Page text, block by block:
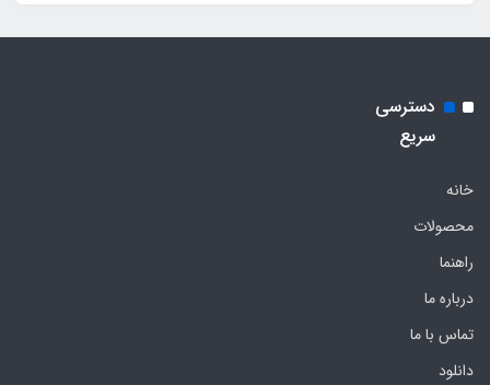
دسترسی
سریع
خانه
محصولات
راهنما
درباره ما
تماس با ما
دانلود